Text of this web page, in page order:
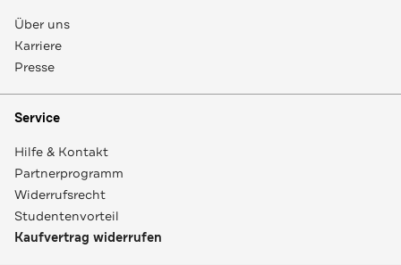
Über uns
Karriere
Presse
Service
Hilfe & Kontakt
Partnerprogramm
Widerrufsrecht
Studentenvorteil
Kaufvertrag widerrufen